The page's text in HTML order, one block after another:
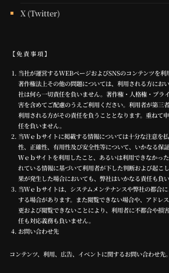
X (Twitter)
【免責事項】
当社が運営するWEBページおよびSNSのコンテンツを利
著作権法上その他の問題については、利用される方にお
社は何ら一切責任を負いません。著作権・人格権・プラ
害を含めてご配慮のうえご利用ください。利用者が第三
利用される方がその責任を負うこととなります。重ねて
任を負いません。
当Ｗｅｂサイトに掲載する情報については十分な注意を
性、正確性、有用性及び安全性等について、いかなる保
Ｗｅｂサイトを利用したこと、あるいは利用できなかっ
れている情報に基づいて利用者が下した判断および起こ
果が発生した場合においても、弊社はいかなる責任も負い
当Ｗｅｂサイトは、システムメンテナンスや弊社の都合
する場合があります。また閲覧できない場合や、アドレ
更および閲覧できないことにより、利用者に不都合や損
任も対応義務も負いません。
お問い合わせ先
コンテンツ、利用、広告、イベントに関するお問い合わせ先。